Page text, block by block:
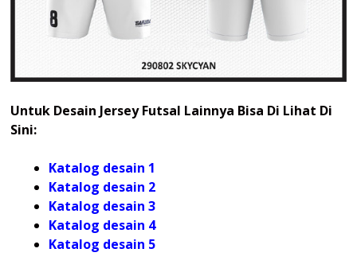
Untuk Desain Jersey Futsal Lainnya Bisa Di Lihat Di
Sini:
Katalog desain 1
Katalog desain 2
Katalog desain 3
Katalog desain 4
Katalog desain 5